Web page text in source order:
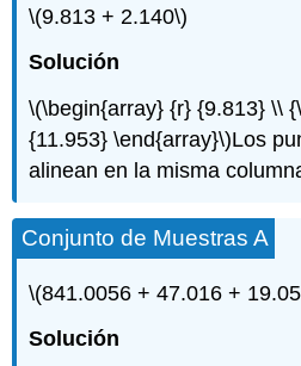
\(9.813 + 2.140\)
Solución
\(\begin{array} {r} {9.813} \\
{11.953} \end{array}\)Los
alinean en la misma
Conjunto de Muestras A
\(841.0056 + 47.016 +
Solución